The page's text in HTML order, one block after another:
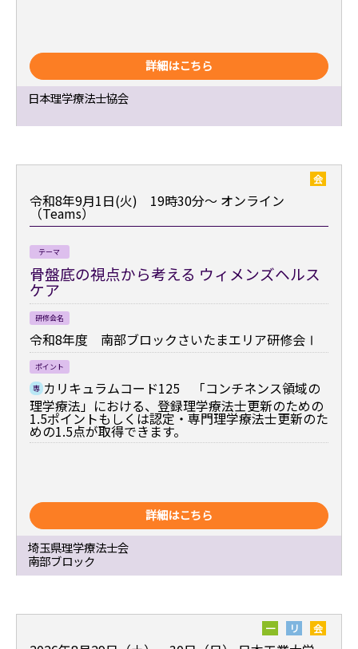
詳細はこちら
日本理学療法士協会
会
令和8年9月1日(火) 19時30分～ オンライン
（Teams）
テーマ
骨盤底の視点から考える ウィメンズヘルス
ケア
研修会名
令和8年度 南部ブロックさいたまエリア研修会Ⅰ
ポイント
専 カリキュラムコード125 「コンチネンス領域の
理学療法」における、登録理学療法士更新のための
1.5ポイントもしくは認定・専門理学療法士更新のた
めの1.5点が取得できます。
詳細はこちら
埼玉県理学療法士会
南部ブロック
一 リ 会